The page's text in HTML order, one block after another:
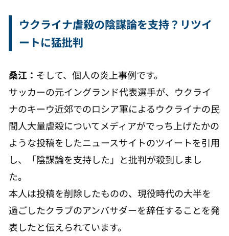
ウクライナ虐殺の陰謀論を支持？リツイ
ートに猛批判
桑江： そして、個人の炎上事例です。
サッカーの元イングランド代表選手が、ウクライ
ナのキーウ近郊でのロシア軍によるウクライナの民
間人大量虐殺についてメディアがでっち上げたかの
ような投稿をしたニュースサイトのツイートを引用
し、「陰謀論を支持した」と批判が殺到しまし
た。
本人は投稿を削除したものの、現役時代の大半を
過ごしたクラブのアンバサダーを辞任することを発
表したと伝えられています。